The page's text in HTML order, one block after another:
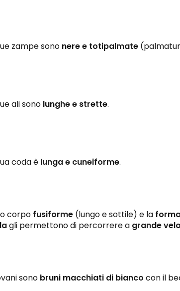
zampe sono nere e totipalmate
ali sono lunghe e strette.
coda è lunga e cuneiforme.
corpo fusiforme (lungo e sottile) e la
gli permettono di percorrere a grande
sono bruni macchiati di bianco con il